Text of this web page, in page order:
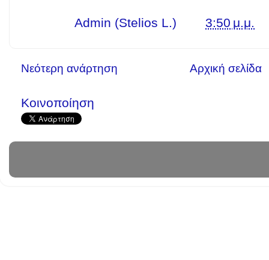
Admin (Stelios L.) 3:50 μ.μ.
Νεότερη ανάρτηση Αρχική σελίδα
Κοινοποίηση